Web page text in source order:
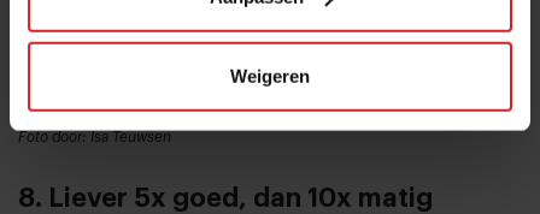
Weigeren
Foto door: Isa Teuwsen
8. Liever 5x goed, dan 10x matig